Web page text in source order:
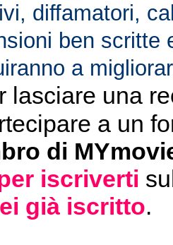
diffamatori,
ben scritte
a
lasciare una
a un
di
iscriverti
già iscritto.